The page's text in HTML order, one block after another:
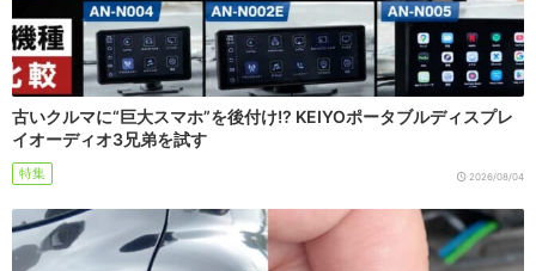
古いクルマに“巨大スマホ”を後付け!? KEIYOポータブルディスプレ
イオーディオ3兄弟を試す
特集 2026/08/04